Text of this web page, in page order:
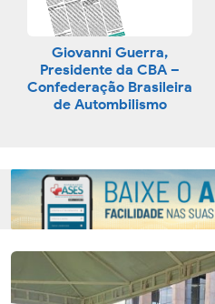
Giovanni Guerra,
Presidente da CBA –
Confederação Brasileira
de Autombilismo